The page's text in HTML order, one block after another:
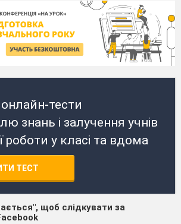
тести
знань і залучення учнів
роботи у класі та вдома
ТЕСТ
щоб слідкувати за